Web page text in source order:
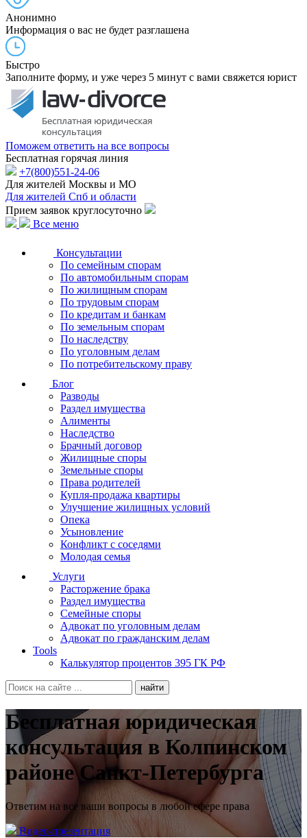
Анонимно
Информация о вас не будет разглашена
Быстро
Заполните форму, и уже через 5 минут с вами свяжется юрист
Поможем ответить на все вопросы
Бесплатная горячая линия
+7(800)551-24-06
Для жителей Москвы и МО
Для жителей Спб и области
Прием заявок круглосуточно
Все меню
Консультации
По семейным спорам
По автомобильным спорам
По жилищным спорам
По трудовым спорам
По кредитам и банкам
По земельным спорам
По наследству
По уголовным делам
По потребительскому праву
Блог
Разводы
Раздел имущества
Алименты
Наследство
Брачный договор
Жилищные споры
Земельные споры
Права родителей
Купля-продажа квартиры
Улучшение жилищных условий
Опека
Усыновление
Конфликт с соседями
Молодая семья
Услуги
Расторжение брака
Раздел имущества
Семейные споры
Адвокат по уголовным делам
Адвокат по гражданским делам
Tools
Калькулятор процентов 395 ГК РФ
Бесплатная юридическая
консультация в Колпинском
районе Санкт-Петербурга
Ответим на все ваши вопросы в любой сфере права
Видео-презентация